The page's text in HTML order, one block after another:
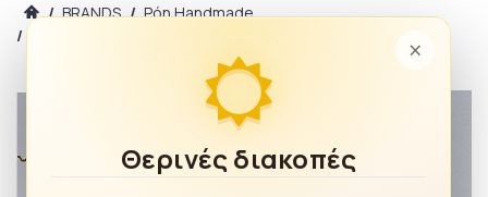
×
Θερινές διακοπές
/ BRANDS / Ρόη Handmade
/